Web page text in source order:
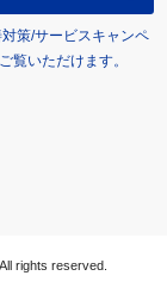
策/サービスキャンペ
覧いただけます。
rights reserved.